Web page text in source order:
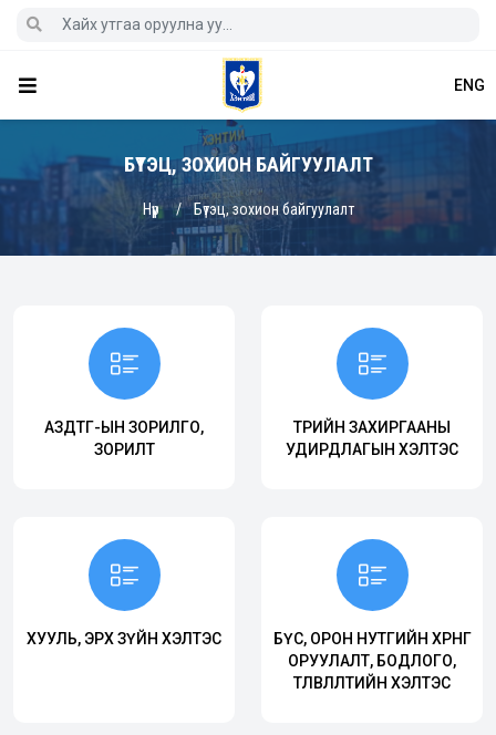
ENG
БҮТЭЦ, ЗОХИОН БАЙГУУЛАЛТ
Нүүр Бүтэц, зохион байгуулалт
АЗДТГ-ЫН ЗОРИЛГО,
ЗОРИЛТ
ТӨРИЙН ЗАХИРГААНЫ
УДИРДЛАГЫН ХЭЛТЭС
ХУУЛЬ, ЭРХ ЗҮЙН ХЭЛТЭС
БҮС, ОРОН НУТГИЙН ХӨРӨНГӨ
ОРУУЛАЛТ, БОДЛОГО,
ТӨЛӨВЛӨЛТИЙН ХЭЛТЭС